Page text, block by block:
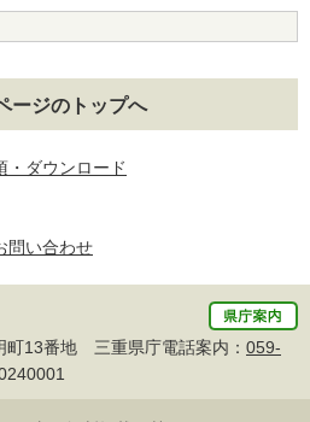
ージのトップへ
・ダウンロード
問い合わせ
13番地 三重県庁電話案内： 059-